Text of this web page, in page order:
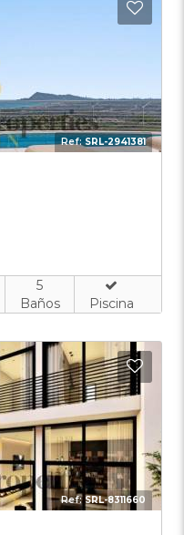
Ref:SRL-2941381
5
Baños
Piscina
Ref:SRL-8311660